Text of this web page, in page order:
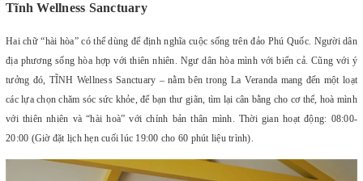
Tĩnh Wellness Sanctuary
Hai chữ “hài hòa” có thể dùng để định nghĩa cuộc sống trên đảo Phú Quốc. Người dân
địa phương sống hòa hợp với thiên nhiên. Ngư dân hòa mình với biển cả. Cũng với ý
tưởng đó, TĨNH Wellness Sanctuary – nằm bên trong La Veranda mang đến một loạt
các lựa chọn chăm sóc sức khỏe, để bạn thư giãn, tìm lại cân bằng cho cơ thể, hoà mình
với thiên nhiên và “hài hoà” với chính bản thân mình. Thời gian hoạt động: 08:00-
20:00 (Giờ đặt lịch hẹn cuối lúc 19:00 cho 60 phút liệu trình).